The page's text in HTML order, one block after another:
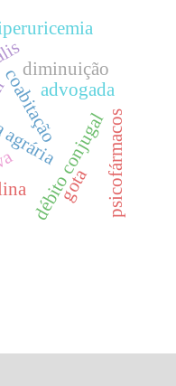
coabitação
débito conjugal
advogada
gota psicofármacos
diminuição